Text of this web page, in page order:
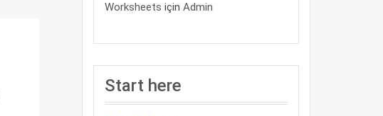
Worksheets için Admin
Start here